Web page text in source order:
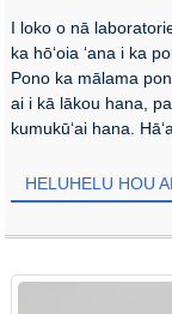
I loko o nā
ka hōʻoia ʻana i ka
Pono ka mālama
ai i kā lākou hana,
kumukūʻai hana.
HELUHELU HOU